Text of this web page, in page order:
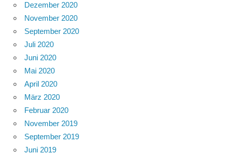
Dezember 2020
November 2020
September 2020
Juli 2020
Juni 2020
Mai 2020
April 2020
März 2020
Februar 2020
November 2019
September 2019
Juni 2019